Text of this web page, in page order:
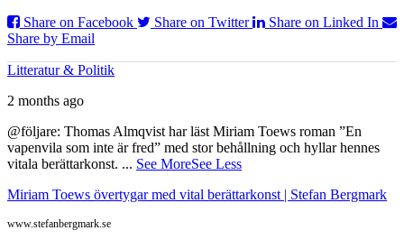
Share on Facebook
Share on Twitter
Share on Linked In
Share by Email
Litteratur & Politik
2 months ago
@följare: Thomas Almqvist har läst Miriam Toews roman ”En
vapenvila som inte är fred” med stor behållning och hyllar hennes
vitala berättarkonst. ... See MoreSee Less
Miriam Toews övertygar med vital berättarkonst | Stefan Bergmark
www.stefanbergmark.se